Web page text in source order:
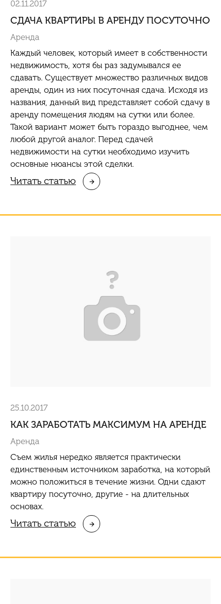
02.11.2017
СДАЧА КВАРТИРЫ В АРЕНДУ ПОСУТОЧНО
Аренда
Каждый человек, который имеет в собственности
недвижимость, хотя бы раз задумывался ее
сдавать. Существует множество различных видов
аренды, один из них посуточная сдача. Исходя из
названия, данный вид представляет собой сдачу в
аренду помещения людям на сутки или более.
Такой вариант может быть гораздо выгоднее, чем
любой другой аналог. Перед сдачей
недвижимости на сутки необходимо изучить
основные нюансы этой сделки.
Читать статью
25.10.2017
КАК ЗАРАБОТАТЬ МАКСИМУМ НА АРЕНДЕ
Аренда
Съем жилья нередко является практически
единственным источником заработка, на который
можно положиться в течение жизни. Одни сдают
квартиру посуточно, другие - на длительных
основах.
Читать статью